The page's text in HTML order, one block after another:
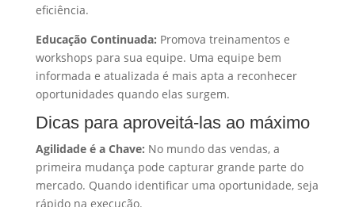
eficiência.
Educação Continuada: Promova treinamentos e
workshops para sua equipe. Uma equipe bem
informada e atualizada é mais apta a reconhecer
oportunidades quando elas surgem.
Dicas para aproveitá-las ao máximo
Agilidade é a Chave: No mundo das vendas, a
primeira mudança pode capturar grande parte do
mercado. Quando identificar uma oportunidade, seja
rápido na execução.